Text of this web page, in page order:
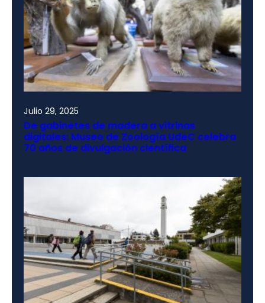
Julio 29, 2025
De gabinetes de madera a vitrinas
digitales: Museo de Zoología UdeC celebra
70 años de divulgación científica